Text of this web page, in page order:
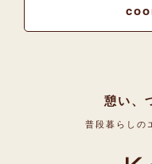
憩い、
普段暮らしの